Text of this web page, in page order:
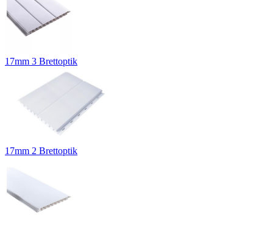
17mm 3 Brettoptik
17mm 2 Brettoptik